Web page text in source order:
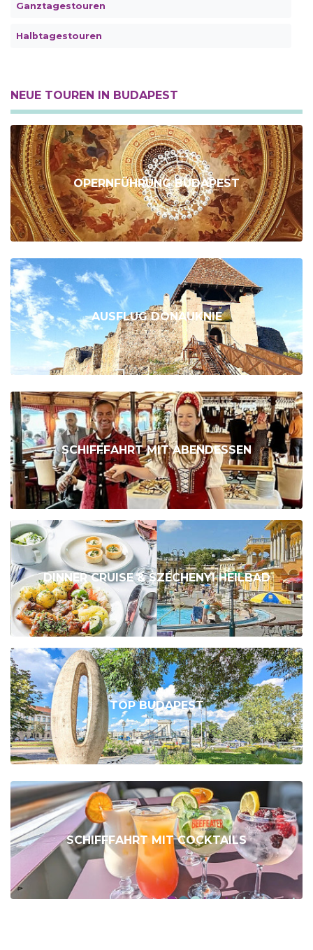
Ganztagestouren
Halbtagestouren
NEUE TOUREN IN BUDAPEST
OPERNFÜHRUNG BUDAPEST
AUSFLUG DONAUKNIE
SCHIFFFAHRT MIT ABENDESSEN
DINNER CRUISE & SZÉCHENYI HEILBAD
TOP BUDAPEST
SCHIFFFAHRT MIT COCKTAILS